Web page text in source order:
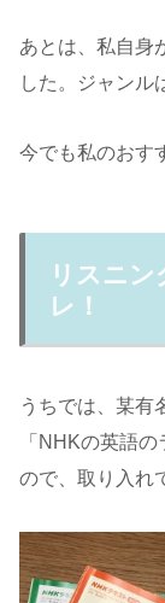
あとは、私自身
した。ジャンル
今でも私のおす
リスニン
レ！
うちでは、某有
「NHKの英語
ので、取り入れ